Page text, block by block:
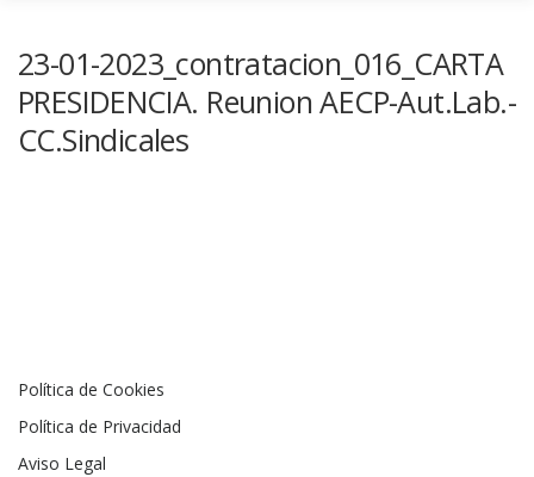
INICIAR SESIÓN
23-01-2023_contratacion_016_CARTA
PRESIDENCIA. Reunion AECP-Aut.Lab.-
CC.Sindicales
Política de Cookies
Política de Privacidad
Aviso Legal